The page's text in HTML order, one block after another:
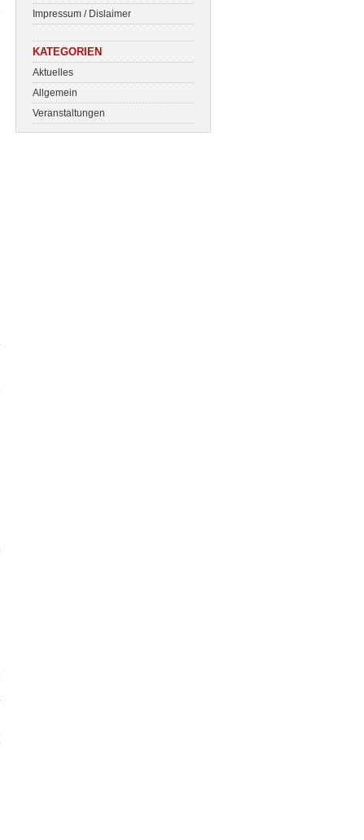
Impressum / Dislaimer
KATEGORIEN
Aktuelles
Allgemein
Veranstaltungen